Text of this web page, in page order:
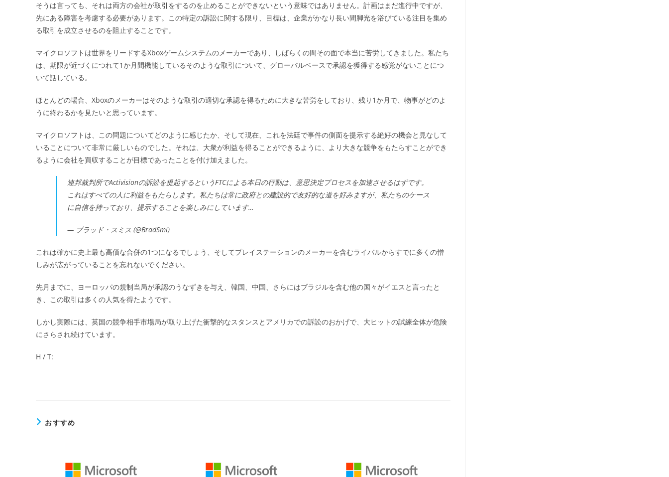
そうは言っても、それは両方の会社が取引をするのを止めることができないという意味ではありません。計画はまだ進行中ですが、
先にある障害を考慮する必要があります。この特定の訴訟に関する限り、目標は、企業がかなり長い間脚光を浴びている注目を集め
る取引を成立させるのを阻止することです。
マイクロソフトは世界をリードするXboxゲームシステムのメーカーであり、しばらくの間その面で本当に苦労してきました。私たち
は、期限が近づくにつれて1か月間機能しているそのような取引について、グローバルベースで承認を獲得する感覚がないことにつ
いて話している。
ほとんどの場合、Xboxのメーカーはそのような取引の適切な承認を得るために大きな苦労をしており、残り1か月で、物事がどのよ
うに終わるかを見たいと思っています。
マイクロソフトは、この問題についてどのように感じたか、そして現在、これを法廷で事件の側面を提示する絶好の機会と見なして
いることについて非常に厳しいものでした。それは、大衆が利益を得ることができるように、より大きな競争をもたらすことができ
るように会社を買収することが目標であったことを付け加えました。
連邦裁判所でActivisionの訴訟を提起するというFTCによる本日の行動は、意思決定プロセスを加速させるはずです。
これはすべての人に利益をもたらします。私たちは常に政府との建設的で友好的な道を好みますが、私たちのケース
に自信を持っており、提示することを楽しみにしています…
— ブラッド・スミス (@BradSmi)
これは確かに史上最も高価な合併の1つになるでしょう、そしてプレイステーションのメーカーを含むライバルからすでに多くの憎
しみが広がっていることを忘れないでください。
先月までに、ヨーロッパの規制当局が承認のうなずきを与え、韓国、中国、さらにはブラジルを含む他の国々がイエスと言ったと
き、この取引は多くの人気を得たようです。
しかし実際には、英国の競争相手市場局が取り上げた衝撃的なスタンスとアメリカでの訴訟のおかげで、大ヒットの試練全体が危険
にさらされ続けています。
H / T:
おすすめ